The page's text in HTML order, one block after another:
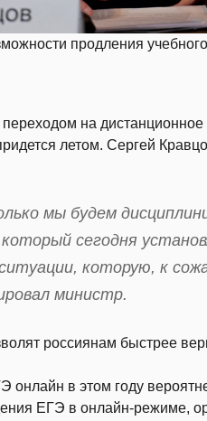
продления учебного
на дистанционное
летом. Сергей
мы будем
сегодня
которую, к
министр.
россиянам быстрее
онлайн в этом году
ЕГЭ в онлайн-режиме,